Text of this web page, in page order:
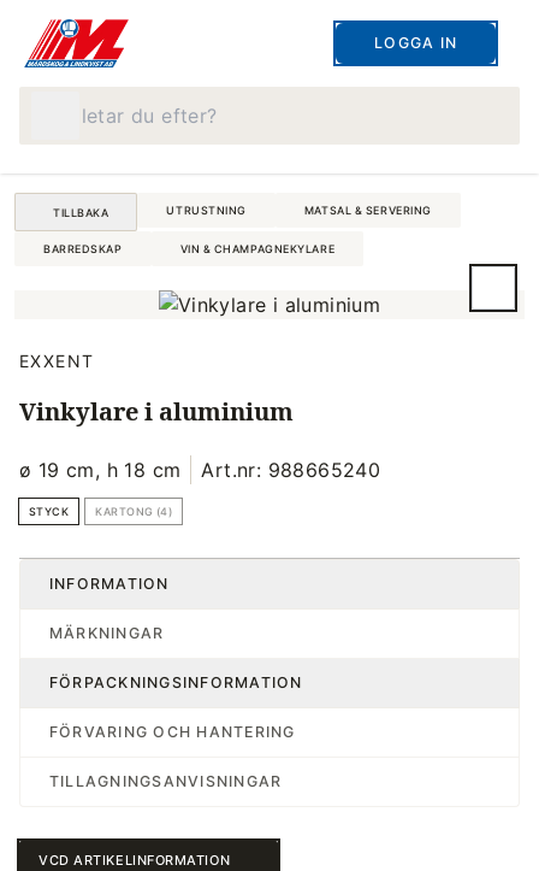
LOGGA IN
TILLBAKA UTRUSTNING MATSAL & SERVERING
BARREDSKAP VIN & CHAMPAGNEKYLARE
EXXENT
Vinkylare i aluminium
ø 19 cm, h 18 cm Art.nr: 988665240
STYCK KARTONG (4)
INFORMATION
MÄRKNINGAR
FÖRPACKNINGSINFORMATION
FÖRVARING OCH HANTERING
TILLAGNINGSANVISNINGAR
VCD ARTIKELINFORMATION